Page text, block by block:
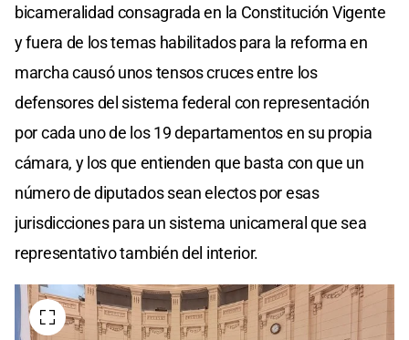
bicameralidad consagrada en la Constitución Vigente
y fuera de los temas habilitados para la reforma en
marcha causó unos tensos cruces entre los
defensores del sistema federal con representación
por cada uno de los 19 departamentos en su propia
cámara, y los que entienden que basta con que un
número de diputados sean electos por esas
jurisdicciones para un sistema unicameral que sea
representativo también del interior.